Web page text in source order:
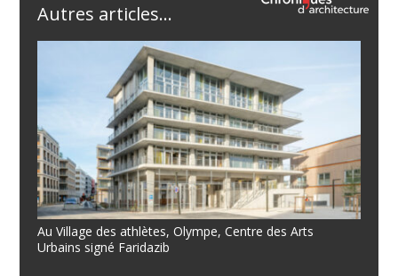
Autres articles...
Au Village des athlètes, Olympe, Centre des Arts
Urbains signé Faridazib